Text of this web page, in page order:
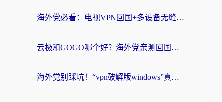
海外党必看：电视VPN回国+多设备无缝访问国内资源的实用指南
云极和GOGO哪个好？海外党亲测回国加速器选择指南（附iOS免费&Windows VPN实用技巧）
海外党别踩坑！“vpn破解版windows”真的能用？教你选对回国加速器无缝刷国内资源